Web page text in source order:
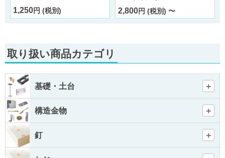
1,250円 (税別) 2,800円 (税別) 〜
取り扱い商品カテゴリ
基礎・土台
構造金物
釘